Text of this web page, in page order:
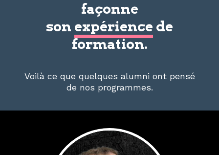
façonne
son expérience de
formation.
Voilà ce que quelques alumni ont pensé
de nos programmes.